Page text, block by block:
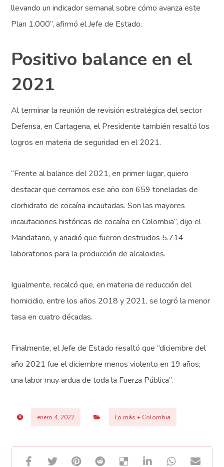
llevando un indicador semanal sobre cómo avanza este
Plan 1.000”, afirmó el Jefe de Estado.
Positivo balance en el
2021
Al terminar la reunión de revisión estratégica del sector
Defensa, en Cartagena, el Presidente también resaltó los
logros en materia de seguridad en el 2021.
“Frente al balance del 2021, en primer lugar, quiero
destacar que cerramos ese año con 659 toneladas de
clorhidrato de cocaína incautadas. Son las mayores
incautaciones históricas de cocaína en Colombia”, dijo el
Mandatario, y añadió que fueron destruidos 5.714
laboratorios para la producción de alcaloides.
Igualmente, recalcó que, en materia de reducción del
homicidio, entre los años 2018 y 2021, se logró la menor
tasa en cuatro décadas.
Finalmente, el Jefe de Estado resaltó que “diciembre del
año 2021 fue el diciembre menos violento en 19 años;
una labor muy ardua de toda la Fuerza Pública”.
enero 4, 2022 Lo más + Colombia